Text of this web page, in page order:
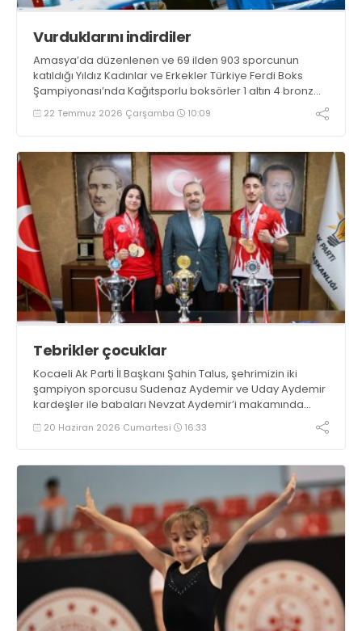
Vurduklarını indirdiler
Amasya’da düzenlenen ve 69 ilden 903 sporcunun
katıldığı Yıldız Kadınlar ve Erkekler Türkiye Ferdi Boks
Şampiyonası’nda Kağıtsporlu boksörler 1 altın 4 bronz
madalya kazandı.
22 Temmuz 2026 Çarşamba 10:09
Tebrikler çocuklar
Kocaeli Ak Parti İl Başkanı Şahin Talus, şehrimizin iki
şampiyon sporcusu Sudenaz Aydemir ve Uday Aydemir
kardeşler ile babaları Nevzat Aydemir’i makamında
ağırladı.
20 Haziran 2026 Cumartesi 16:33